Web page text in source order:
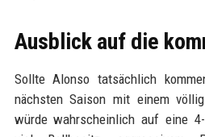
Ausblick auf die
Sollte Alonso tatsächlich
nächsten Saison mit einem
würde wahrscheinlich auf eine